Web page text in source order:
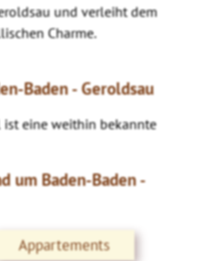
und verleiht dem
Charme.
Baden - Geroldsau
ist eine weithin bekannte
um Baden-Baden -
Appartements